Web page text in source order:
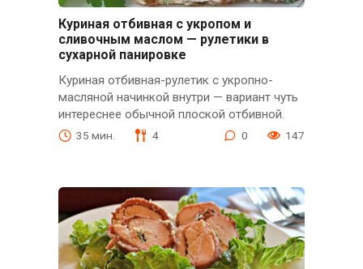
Куриная отбивная с укропом и
сливочным маслом — рулетики в
сухарной панировке
Куриная отбивная-рулетик с укропно-
масляной начинкой внутри — вариант чуть
интереснее обычной плоской отбивной.
35 мин. 4 0 147